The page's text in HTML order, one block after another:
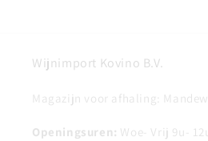
Wijnimport Kovino B.V.
Magazijn voor afhaling:
Openingsuren: Woe- Vrij 9u-